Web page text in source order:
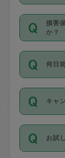
能で
んに
い。
時間
基本
外で
育園
係の
すで
てお
社員
登録
日本
ール
応募
を行
写真
確認
ング
現場
ジさ
※テ
損害
か？
依頼
を通
適用
です
をさ
す。
何日
ご依
以降
す。
タス
可能
キャ
キャ
す。
お試